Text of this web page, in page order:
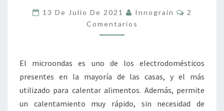
COCER
PAN?
13 De Julio De 2021 Innograin
2
Comentarios
El microondas es uno de los electrodomésticos
presentes en la mayoría de las casas, y el más
utilizado para calentar alimentos. Además, permite
un calentamiento muy rápido, sin necesidad de